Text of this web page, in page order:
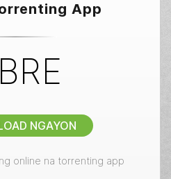
App
NGAYON
online na torrenting app